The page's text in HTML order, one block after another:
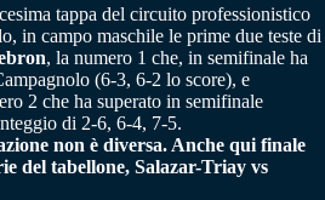
tappa del circuito professionistico
in campo maschile le prime due teste di
, la numero 1 che, in semifinale ha
(6-3, 6-2 lo score), e
2 che ha superato in semifinale
di 2-6, 6-4, 7-5.
non è diversa. Anche qui finale
del tabellone, Salazar-Triay vs